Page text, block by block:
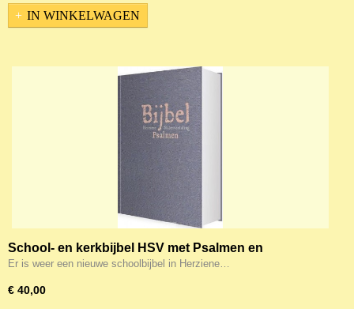
IN WINKELWAGEN
School- en kerkbijbel HSV met Psalmen en
Formulieren (ook bruikbaar voor studie doeleinden)
Er is weer een nieuwe schoolbijbel in Herziene…
€ 40,00